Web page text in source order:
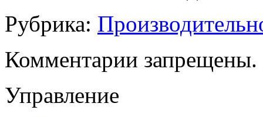
Рубрика:
Комментарии запрещены.
Управление